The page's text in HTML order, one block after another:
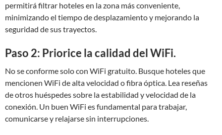
permitirá filtrar hoteles en la zona más conveniente,
minimizando el tiempo de desplazamiento y mejorando la
seguridad de sus trayectos.
Paso 2: Priorice la calidad del WiFi.
No se conforme solo con WiFi gratuito. Busque hoteles que
mencionen WiFi de alta velocidad o fibra óptica. Lea reseñas
de otros huéspedes sobre la estabilidad y velocidad de la
conexión. Un buen WiFi es fundamental para trabajar,
comunicarse y relajarse sin interrupciones.